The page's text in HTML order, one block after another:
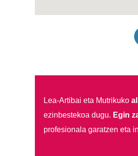
Lea-Artibai eta Mutrikuko
ezinbestekoa dugu. Egin
profesionala garatzen eta